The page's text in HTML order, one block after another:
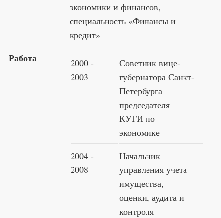
экономики и финансов,
специальность «Финансы и
кредит»
Работа
2000 -
2003
Советник вице-
губернатора Санкт-
Петербурга –
председателя
КУГИ по
экономике
2004 -
2008
Начальник
управления учета
имущества,
оценки, аудита и
контроля